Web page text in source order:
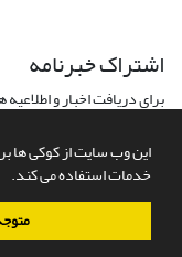
این وب سایت از کوکی ها
خدمات استفاده می کند.
اشتراک خبرنامه
برای دریافت اخبار و
سامانه مدیریت نشریات